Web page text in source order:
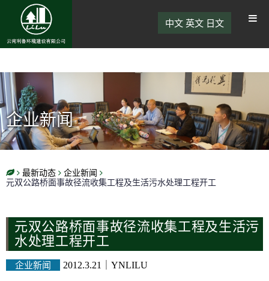
中文 英文 日文
企业新闻
最新动态
企业新闻
元双公路桥面事故径流收集工程及生活污水处理工程开工
元双公路桥面事故径流收集工程及生活污
水处理工程开工
企业新闻 2012.3.21 YNLILU